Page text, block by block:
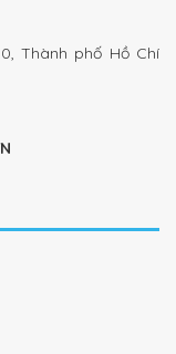
Thành phố Hồ Chí